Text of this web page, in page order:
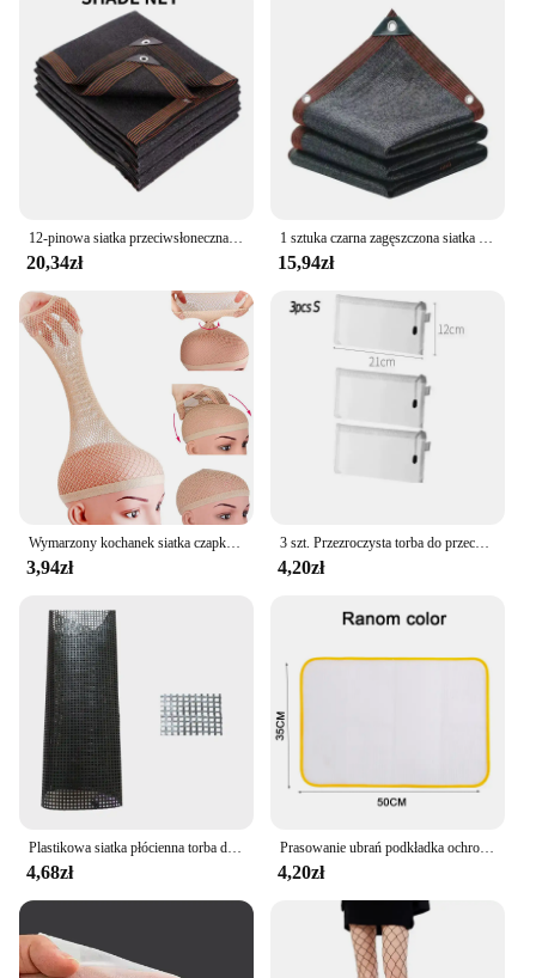
12-pinowa siatka przeciwsłoneczna Markiza anty-ultrafioletowa Siatka na rośliny do ogrodu na zewnątrz Dziedziniec Basen Balkon Tkanina zacieniająca
20,34zł
1 sztuka czarna zagęszczona siatka zacieniająca, zaszyfrowana ochrona przeciwsłoneczna, letnia siatka izolacyjna na zewnątrz
15,94zł
Wymarzony kochanek siatka czapka z peruką na długie włosy, siatka do włosów na perukę, czepek do włosów na peruki, czarny,
3,94zł
3 szt. Przezroczysta torba do przechowywania dokumentów klocki do budowy puzzle torba do pakowania dzieci małe cząstki siatkowy zamek błyskawiczny torba do przechowywania zabawek
4,20zł
Plastikowa siatka płócienna torba dywanik z gwintem zapasy rzemieślnicze rękodzieła do rękodzieła hak na zatrzask akcesoria hak rękodzieło trwała siatka około 33*50CM
4,68zł
Prasowanie ubrań podkładka ochronna prasa ochronna siatka do prasowania mata deska izolacja przed przypadkowymi kolorami deska do prasowania zatoczka
4,20zł